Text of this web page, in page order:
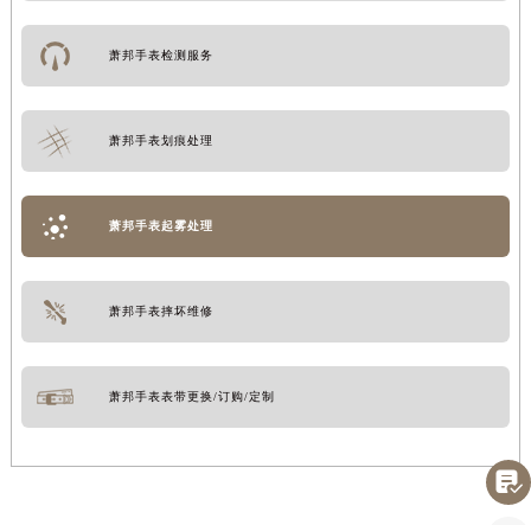
萧邦手表检测服务
萧邦手表划痕处理
萧邦手表起雾处理
萧邦手表摔坏维修
萧邦手表表带更换/订购/定制
